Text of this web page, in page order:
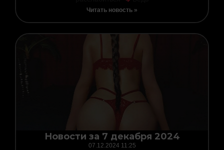
Читать новость »
Новости за 7 декабря 2024
07.12.2024 11:25